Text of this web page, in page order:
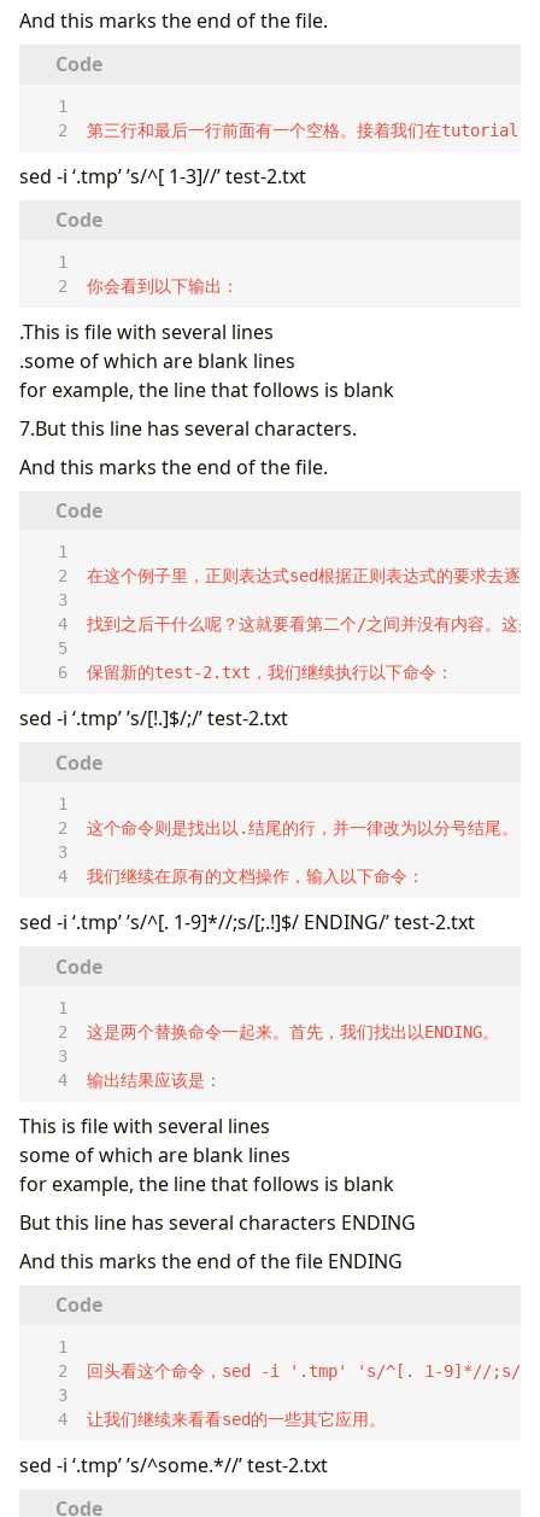
And this marks the end of the file.
第三行和最后一行前面有一个空格。接着我们在
sed -i ‘.tmp’ ’s/^[ 1-3]//’ test-2.txt
你会看到以下输出：
.This is file with several lines
.some of which are blank lines
for example, the line that follows is blank
7.But this line has several characters.
And this marks the end of the file.
保留新的test-2.txt，我们继续执行以下命令：
sed -i ‘.tmp’ ’s/[!.]$/;/’ test-2.txt
我们继续在原有的文档操作，输入以下命令：
sed -i ‘.tmp’ ’s/^[. 1-9]*//;s/[;.!]$/ ENDING/’ test-2.txt
输出结果应该是：
This is file with several lines
some of which are blank lines
for example, the line that follows is blank
But this line has several characters ENDING
And this marks the end of the file ENDING
让我们继续来看看sed的一些其它应用。
sed -i ‘.tmp’ ’s/^some.*//’ test-2.txt